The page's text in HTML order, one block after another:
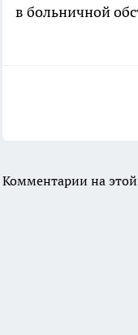
в больничной
Комментарии на